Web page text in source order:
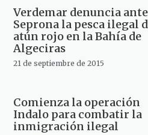
Verdemar denuncia
Seprona la pesca ilegal
atún rojo en la Bahía de
Algeciras
21 de septiembre de 2015
Comienza la operación
Indalo para combatir la
inmigración ilegal